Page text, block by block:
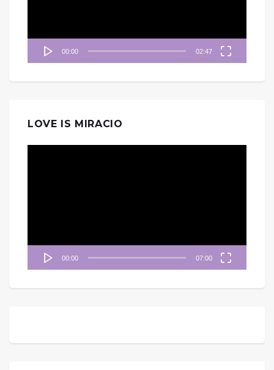
00:00 02:47
LOVE IS MIRACIO
00:00 07:00